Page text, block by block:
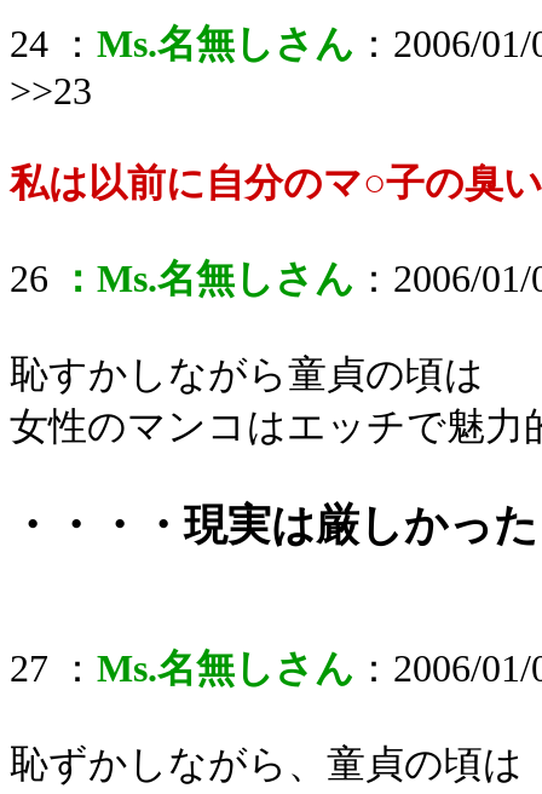
24 ： Ms.名無しさん ：2006/
>>23
私は以前に自分のマ○子の臭
26 ：Ms.名無しさん ：2006/
恥すかしながら童貞の頃は
女性のマンコはエッチで魅
・・・・現実は厳しかった
27 ： Ms.名無しさん ：2006/
恥ずかしながら、童貞の頃は